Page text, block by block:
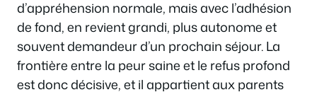
d’appréhension normale, mais avec l’adhésion
de fond, en revient grandi, plus autonome et
souvent demandeur d’un prochain séjour. La
frontière entre la peur saine et le refus profond
est donc décisive, et il appartient aux parents